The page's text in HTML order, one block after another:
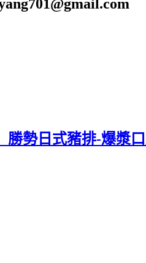
勝勢日式豬排-爆漿